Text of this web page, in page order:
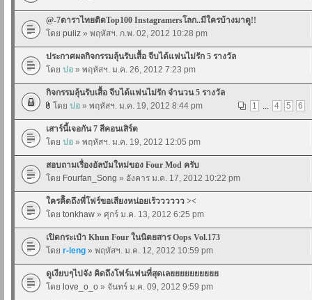
@-7ดาราไทยติดTop100 Instagramersโลก..มีใครบ้างมาดู!!
โดย puiiz » พฤหัสฯ. ก.พ. 02, 2012 10:28 pm
ประกาศผลกิจกรรมลุ้นรับเสื้อ จีบได้แฟนไม่รัก 5 รางวัล
โดย ปอ » พฤหัสฯ. ม.ค. 26, 2012 7:23 pm
กิจกรรมลุ้นรับเสื้อ จีบได้แฟนไม่รัก จำนวน 5 รางวัล
1
... 4 5 6
โดย ปอ » พฤหัสฯ. ม.ค. 19, 2012 8:44 pm
เสาร์นี้เจอกัน 7 สีคอนเสิร์ต
โดย ปอ » พฤหัสฯ. ม.ค. 19, 2012 12:05 pm
สอบถามเรื่องอัลบัมใหม่ของ Four Mod ครับ
โดย Fourfan_Song » อังคาร ม.ค. 17, 2012 10:22 pm
ใครคิิดถึงพี่โฟร์ขอเสียงหน่อยเร้วววววว ><
โดย tonkhaw » ศุกร์ ม.ค. 13, 2012 6:25 pm
เปิดกระเป๋า Khun Four ในนิตยสาร Oops Vol.173
โดย r-leng » พฤหัสฯ. ม.ค. 12, 2012 10:59 pm
ดูเงียบๆไปจัง คิดถึงโฟร์แฟนที่สุดเลยยยยยยยยยย
โดย love_o_o » จันทร์ ม.ค. 09, 2012 9:59 pm